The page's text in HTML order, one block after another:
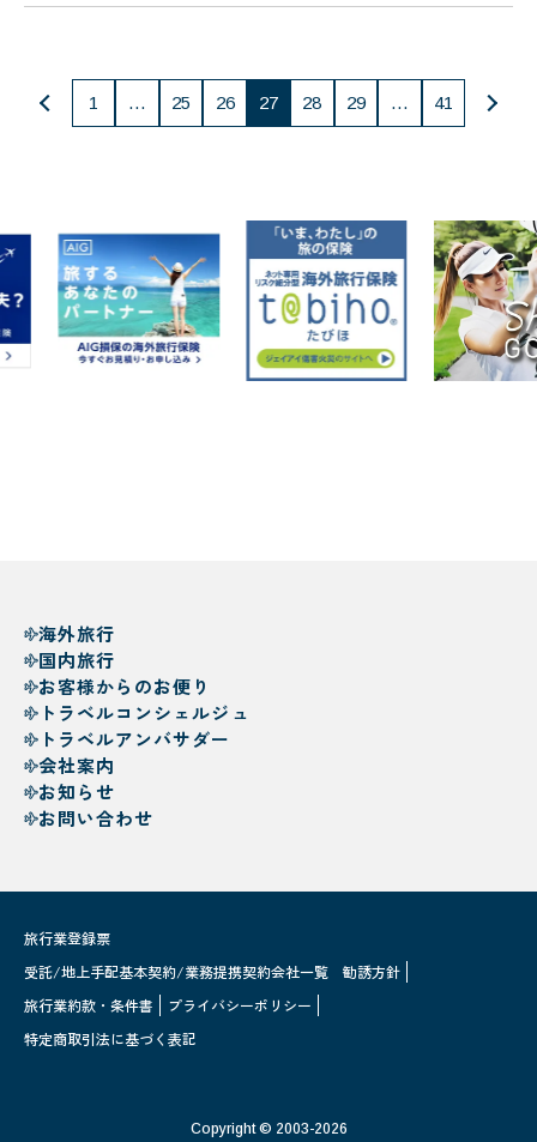
投
ペー
り
1 … 25 26 27 28 29 … 41
海外旅行
国内旅行
お客様からのお便り
トラベルコンシェルジュ
トラベルアンバサダー
会社案内
お知らせ
お問い合わせ
旅行業登録票
受託/地上手配基本契約/業務提携契約会社一覧
勧誘方針
旅行業約款・条件書
プライバシーポリシー
特定商取引法に基づく表記
Copyright © 2003-2026